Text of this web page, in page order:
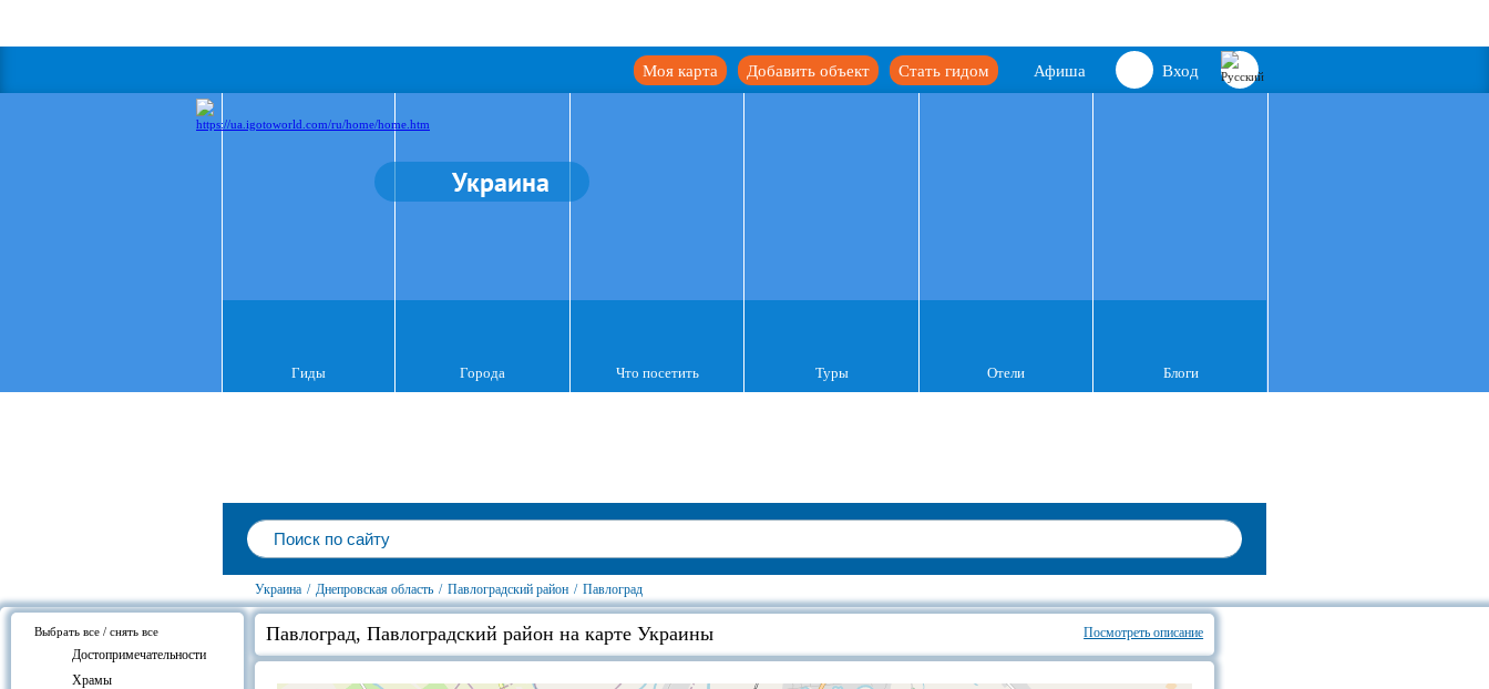
Вход
Афиша
Стать гидом
Добавить объект
Моя карта
Украина
Гиды Города Что посетить Туры Отели Блоги
Украина / Днепровская область / Павлоградский район / Павлоград
Выбрать все / снять все
Достопримечательности
Храмы
Посмотреть описание
Павлоград, Павлоградский район на карте Украины